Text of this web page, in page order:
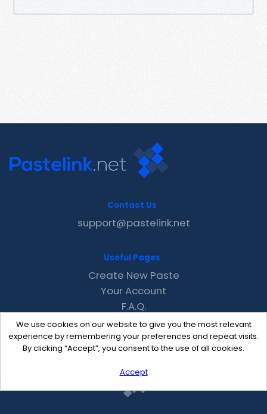
We use cookies on our website to give you the most relevant
experience by remembering your preferences and repeat visits.
By clicking “Accept”, you consent to the use of all cookies.
Accept
Contact Us
support@pastelink.net
Useful Pages
Create New Paste
Your Account
F.A.Q.
Recent
Contact